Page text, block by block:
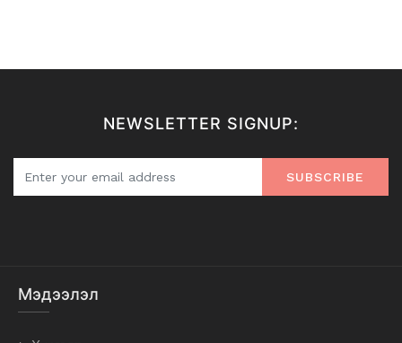
NEWSLETTER SIGNUP:
SUBSCRIBE
Мэдээлэл